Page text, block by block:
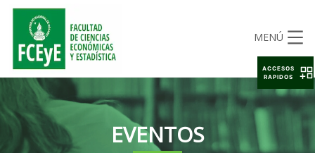
MENÚ
EVENTOS
ACCESOS
RAPIDOS